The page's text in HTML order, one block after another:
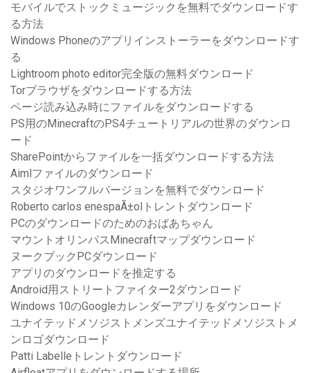
モバイルでストックミュージックを無料でダウンロードす
る方法
Windows Phoneのアプリインストーラーをダウンロードす
る
Lightroom photo editor完全版の無料ダウンロード
Torブラウザをダウンロードする方法
ページ読み込み時にファイルをダウンロードする
PS用のMinecraftのPS4チュートリアルの世界のダウンロ
ード
SharePointからファイルを一括ダウンロードする方法
Aimlファイルのダウンロード
スタジオワンフルバージョンを無料でダウンロード
Roberto carlos enespaÃ±olトレントダウンロード
PCのダウンロードのためのおばあちゃん
マウントオリンパスMinecraftマップダウンロード
ヌークブックPCダウンロード
アプリのダウンロードを推定する
Android用ストリートファイター2ダウンロード
Windows 10のGoogleカレンダーアプリをダウンロード
ユナイテッドメソジストメンズユナイテッドメソジストメ
ンロゴダウンロード
Patti Labelleトレントダウンロード